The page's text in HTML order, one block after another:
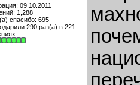
09.10.2011
1,288
спасибо: 695
290 раз(а) в 221